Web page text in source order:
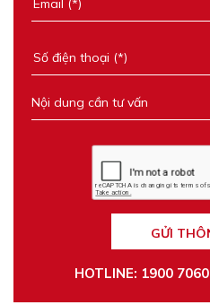
GỬI
HOTLINE: 1900